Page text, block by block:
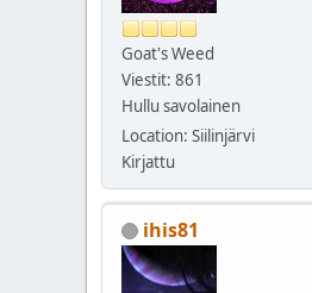
Goat's Weed
Viestit: 861
Hullu savolainen
Location: Siilinjärvi
Kirjattu
ihis81